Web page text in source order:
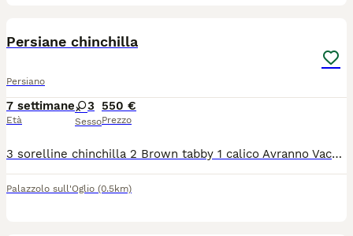
Persiane chinchilla
Persiano
7 settimane
Età
3
Sesso
550 €
Prezzo
3 sorelline chinchilla 2 Brown tabby 1 calico Avranno Vaccini Sverminazione Visite frequenti dal veterinario Microchip Test fiv, felv e pkd genitori negativi Abituati alla lettiera Carattere dolcissimo
Palazzolo sull'Oglio (0.5km)